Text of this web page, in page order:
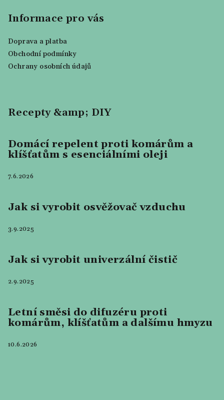
Informace pro vás
Doprava a platba
Obchodní podmínky
Ochrany osobních údajů
Recepty &amp; DIY
Domácí repelent proti komárům a
klíšťatům s esenciálními oleji
7.6.2026
Jak si vyrobit osvěžovač vzduchu
3.9.2025
Jak si vyrobit univerzální čistič
2.9.2025
Letní směsi do difuzéru proti
komárům, klíšťatům a dalšímu hmyzu
10.6.2026